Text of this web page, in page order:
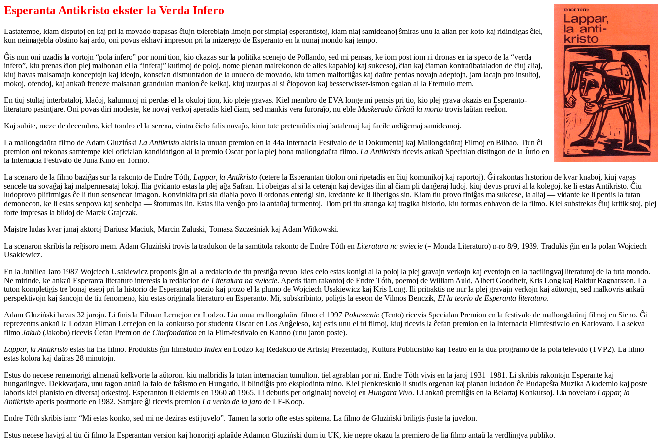
Esperanta Antikristo ekster la Verda Infero
Lastatempe, kiam disputoj en kaj pri la movado trapasas ĉiujn tolereblajn limojn por simplaj esperantistoj, kiam niaj samideanoj ŝmiras unu la alian per koto kaj ridindigas ĉiel,
kun neimagebla obstino kaj ardo, oni povus ekhavi impreson pri la mizerego de Esperanto en la nunaj mondo kaj tempo.
Ĝis nun oni uzadis la vortojn “pola infero” por nomi tion, kio okazas sur la politika scenejo de Pollando, sed mi pensas, ke iom post iom ni dronas en ia speco de la “verda
infero”, kiu prenas ĉion plej malbonan el la “inferaj” kutimoj de poloj, nome plenan malrekonon de alies kapabloj kaj sukcesoj, ĉian kaj ĉiaman kontraŭbataladon de ĉiuj aliaj,
kiuj havas malsamajn konceptojn kaj ideojn, konscian dismuntadon de la unueco de movado, kiu tamen malfortiĝas kaj daŭre perdas novajn adeptojn, jam lacajn pro insultoj,
mokoj, ofendoj, kaj ankaŭ freneze malsanan grandulan manion ĉe kelkaj, kiuj uzurpas al si ĉiopovon kaj besserwisser-ismon egalan al la Eternulo mem.
En tiuj stultaj interbataloj, klaĉoj, kalumnioj ni perdas el la okuloj tion, kio pleje gravas. Kiel membro de EVA longe mi pensis pri tio, kio plej grava okazis en Esperanto-
literaturo pasintjare. Oni povas diri modeste, ke novaj verkoj aperadis kiel ĉiam, sed mankis vera furoraĵo, nu eble Maskerado ĉirkaŭ la morto trovis laŭtan reeĥon.
Kaj subite, meze de decembro, kiel tondro el la serena, vintra ĉielo falis novaĵo, kiun tute preteraŭdis niaj batalemaj kaj facile ardiĝemaj samideanoj.
La mallongdaŭra filmo de Adam Gluziński La Antikristo akiris la unuan premion en la 44a Internacia Festivalo de la Dokumentaj kaj Mallongdaŭraj Filmoj en Bilbao. Tiun ĉi
premion oni rekonas samtempe kiel oficialan kandidatigon al la premio Oscar por la plej bona mallongdaŭra filmo. La Antikristo ricevis ankaŭ Specialan distingon de la Ĵurio en
la Internacia Festivalo de Juna Kino en Torino.
La scenaro de la filmo baziĝas sur la rakonto de Endre Tóth, Lappar, la Antikristo (cetere la Esperantan titolon oni ripetadis en ĉiuj komunikoj kaj raportoj). Ĝi rakontas historion de kvar knaboj, kiuj vagas
sencele tra sovaĝaj kaj malpermesataj lokoj. Ilia gvidanto estas la plej aĝa Safran. Li obeigas al si la ceterajn kaj devigas ilin al ĉiam pli danĝeraj ludoj, kiuj devus pruvi al la kolegoj, ke li estas Antikristo. Ĉiu
ludoprovo plifirmigas ĉe li tiun sensencan imagon. Konvinkita pri sia diabla povo li ordonas enterigi sin, kredante ke li liberigos sin. Kiam tiu provo finiĝas malsukcese, la aliaj — vidante ke li perdis la tutan
demonecon, ke li estas senpova kaj senhelpa — ŝtonumas lin. Estas ilia venĝo pro la antaŭaj turmentoj. Tiom pri tiu stranga kaj tragika historio, kiu formas enhavon de la filmo. Kiel substrekas ĉiuj kritikistoj, plej
forte impresas la bildoj de Marek Grajczak.
Majstre ludas kvar junaj aktoroj Dariusz Maciuk, Marcin Załuski, Tomasz Szcześniak kaj Adam Witkowski.
La scenaron skribis la reĝisoro mem. Adam Gluziński trovis la tradukon de la samtitola rakonto de Endre Tóth en Literatura na swiecie (= Monda Literaturo) n-ro 8/9, 1989. Tradukis ĝin en la polan Wojciech
Usakiewicz.
En la Jublilea Jaro 1987 Wojciech Usakiewicz proponis ĝin al la redakcio de tiu prestiĝa revuo, kies celo estas konigi al la poloj la plej gravajn verkojn kaj eventojn en la nacilingvaj literaturoj de la tuta mondo.
Ne mirinde, ke ankaŭ Esperanta literaturo interesis la redakcion de Literatura na swiecie. Aperis tiam rakontoj de Endre Tóth, poemoj de William Auld, Albert Goodheir, Kris Long kaj Baldur Ragnarsson. La
tuton kompletigis tre bonaj eseoj pri la historio de Esperantaj poezio kaj prozo el la plumo de Wojciech Usakiewicz kaj Kris Long. Ili pritraktis ne nur la plej gravajn verkojn kaj aŭtorojn, sed malkovris ankaŭ
perspektivojn kaj ŝancojn de tiu fenomeno, kiu estas originala literaturo en Esperanto. Mi, subskribinto, poligis la eseon de Vilmos Benczik, El la teorio de Esperanta literaturo.
Adam Gluziński havas 32 jarojn. Li finis la Filman Lernejon en Lodzo. Lia unua mallongdaŭra filmo el 1997 Pokuszenie (Tento) ricevis Specialan Premion en la festivalo de mallongdaŭraj filmoj en Sieno. Ĝi
reprezentas ankaŭ la Lodzan Filman Lernejon en la konkurso por studenta Oscar en Los Anĝeleso, kaj estis unu el tri filmoj, kiuj ricevis la ĉefan premion en la Internacia Filmfestivalo en Karlovaro. La sekva
filmo Jakub (Jakobo) ricevis Ĉefan Premion de Cinefondation en la Film-festivalo en Kanno (unu jaron poste).
Lappar, la Antikristo estas lia tria filmo. Produktis ĝin filmstudio Index en Lodzo kaj Redakcio de Artistaj Prezentadoj, Kultura Publicistiko kaj Teatro en la dua programo de la pola televido (TVP2). La filmo
estas kolora kaj daŭras 28 minutojn.
Estus do necese rememorigi almenaŭ kelkvorte la aŭtoron, kiu malbridis la tutan internacian tumulton, tiel agrablan por ni. Endre Tóth vivis en la jaroj 1931–1981. Li skribis rakontojn Esperante kaj
hungarlingve. Dekkvarjara, unu tagon antaŭ la falo de faŝismo en Hungario, li blindiĝis pro eksplodinta mino. Kiel plenkreskulo li studis orgenan kaj pianan ludadon ĉe Budapeŝta Muzika Akademio kaj poste
laboris kiel pianisto en diversaj orkestroj. Esperanton li eklernis en 1960 aŭ 1965. Li debutis per originalaj noveloj en Hungara Vivo. Li ankaŭ premiiĝis en la Belartaj Konkursoj. Lia novelaro Lappar, la
Antikristo aperis postmorte en 1982. Samjare ĝi ricevis premion La verko de la jaro de LF-Koop.
Endre Tóth skribis iam: “Mi estas konko, sed mi ne deziras esti juvelo”. Tamen la sorto ofte estas spitema. La filmo de Gluziński briligis ĝuste la juvelon.
Estus necese havigi al tiu ĉi filmo la Esperantan version kaj honorigi aplaŭde Adamon Gluziński dum iu UK, kie nepre okazu la premiero de lia filmo antaŭ la verdlingva publiko.